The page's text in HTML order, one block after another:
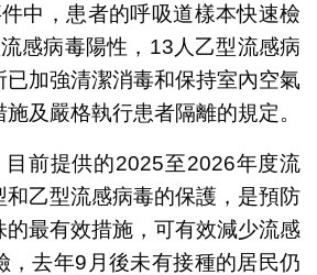
中，患者的呼吸道樣本快速檢
感病毒陽性，13人乙型流感病
加強清潔消毒和保持室內空氣
及嚴格執行患者隔離的規定。
前提供的2025至2026年度流
和乙型流感病毒的保護，是預防
的最有效措施，可有效減少流感
，去年9月後未有接種的居民仍